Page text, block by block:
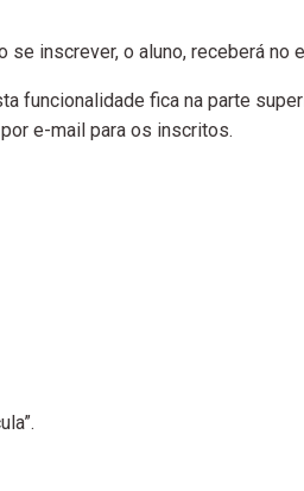
se inscrever, o aluno, receberá no
funcionalidade fica na parte
e-mail para os inscritos.